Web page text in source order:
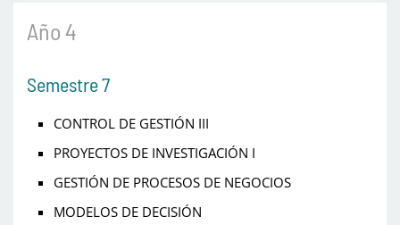
Año 4
Semestre 7
CONTROL DE GESTIÓN III
PROYECTOS DE INVESTIGACIÓN I
GESTIÓN DE PROCESOS DE NEGOCIOS
MODELOS DE DECISIÓN